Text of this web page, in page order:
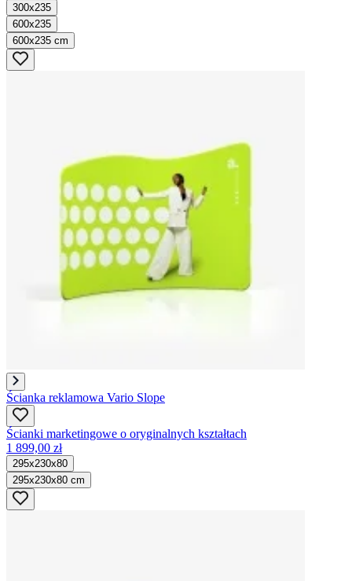
300x235
600x235
600x235 cm
Ścianka reklamowa Vario Slope
Ścianki marketingowe o oryginalnych kształtach
1 899,00 zł
295x230x80
295x230x80 cm